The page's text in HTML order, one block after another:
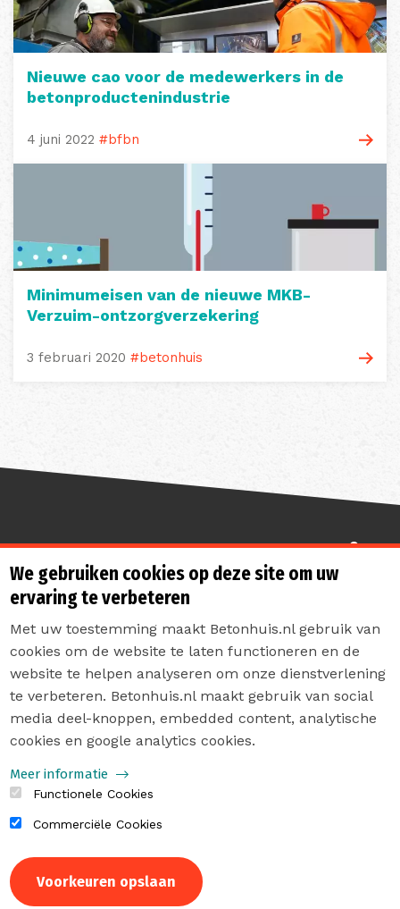
Nieuwe cao voor de medewerkers in de
betonproductenindustrie
4 juni 2022 #bfbn
Minimumeisen van de nieuwe MKB-
Verzuim-ontzorgverzekering
3 februari 2020 #betonhuis
Sterk de toekomst in
Contact
Privacyverklaring
Sitemap
We gebruiken cookies op deze site om uw
ervaring te verbeteren
Met uw toestemming maakt Betonhuis.nl gebruik van
cookies om de website te laten functioneren en de
website te helpen analyseren om onze dienstverlening
te verbeteren. Betonhuis.nl maakt gebruik van social
media deel-knoppen, embedded content, analytische
cookies en google analytics cookies.
Meer informatie
Functionele Cookies
Commerciële Cookies
Voorkeuren opslaan